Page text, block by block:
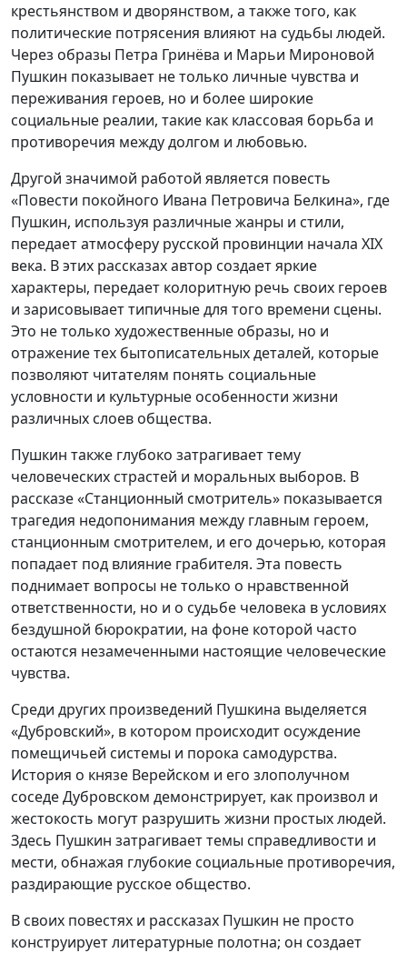
крестьянством и дворянством, а также того, как
политические потрясения влияют на судьбы людей.
Через образы Петра Гринёва и Марьи Мироновой
Пушкин показывает не только личные чувства и
переживания героев, но и более широкие
социальные реалии, такие как классовая борьба и
противоречия между долгом и любовью.
Другой значимой работой является повесть
«Повести покойного Ивана Петровича Белкина», где
Пушкин, используя различные жанры и стили,
передает атмосферу русской провинции начала XIX
века. В этих рассказах автор создает яркие
характеры, передает колоритную речь своих героев
и зарисовывает типичные для того времени сцены.
Это не только художественные образы, но и
отражение тех бытописательных деталей, которые
позволяют читателям понять социальные
условности и культурные особенности жизни
различных слоев общества.
Пушкин также глубоко затрагивает тему
человеческих страстей и моральных выборов. В
рассказе «Станционный смотритель» показывается
трагедия недопонимания между главным героем,
станционным смотрителем, и его дочерью, которая
попадает под влияние грабителя. Эта повесть
поднимает вопросы не только о нравственной
ответственности, но и о судьбе человека в условиях
бездушной бюрократии, на фоне которой часто
остаются незамеченными настоящие человеческие
чувства.
Среди других произведений Пушкина выделяется
«Дубровский», в котором происходит осуждение
помещичьей системы и порока самодурства.
История о князе Верейском и его злополучном
соседе Дубровском демонстрирует, как произвол и
жестокость могут разрушить жизни простых людей.
Здесь Пушкин затрагивает темы справедливости и
мести, обнажая глубокие социальные противоречия,
раздирающие русское общество.
В своих повестях и рассказах Пушкин не просто
конструирует литературные полотна; он создает